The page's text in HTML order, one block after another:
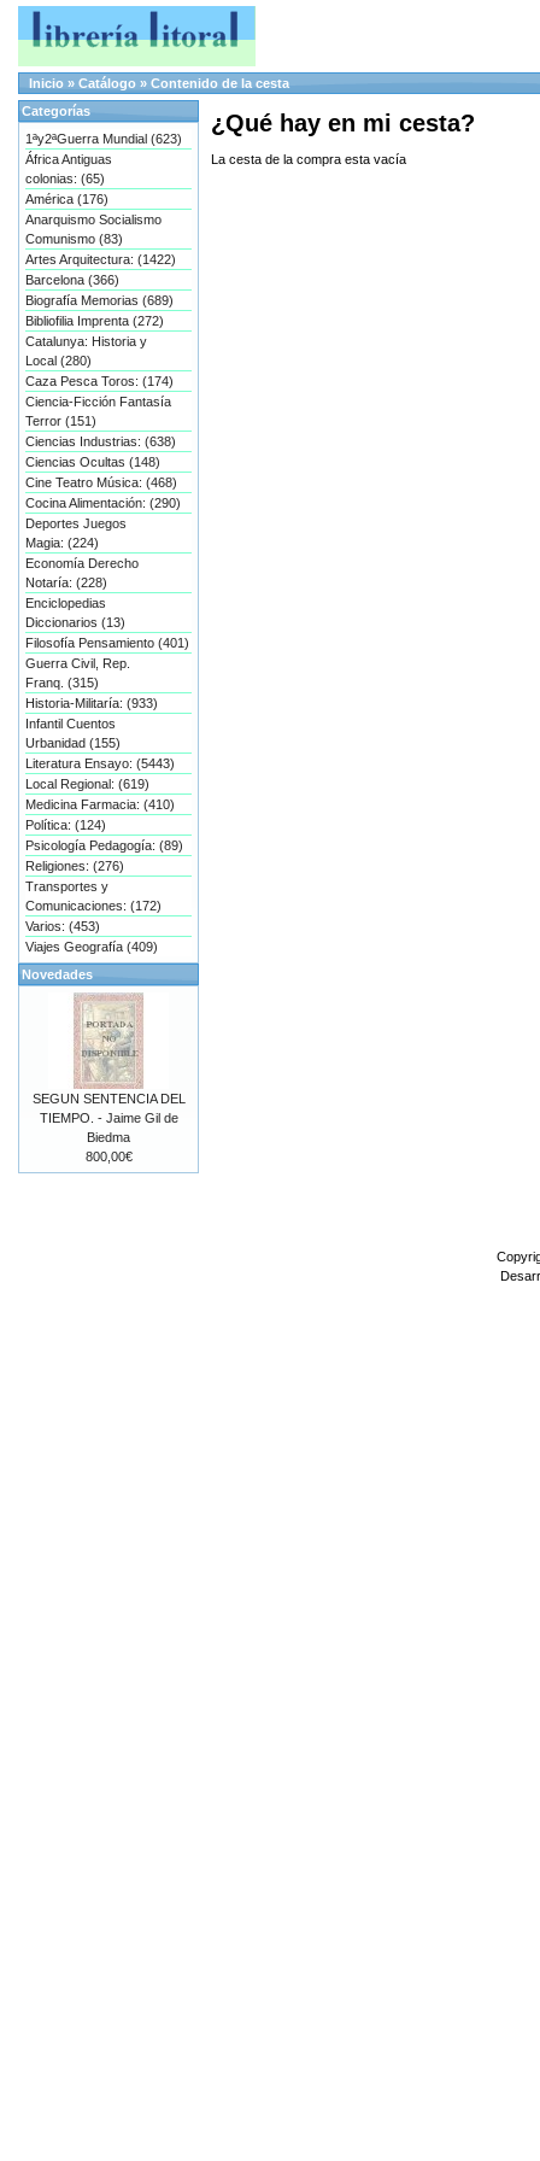
Inicio » Catálogo » Contenido de la cesta
¿Qué hay en mi cesta?
La cesta de la compra esta vacía
Categorías
1ªy2ªGuerra Mundial (623)
África Antiguas
colonias: (65)
América (176)
Anarquismo Socialismo
Comunismo (83)
Artes Arquitectura: (1422)
Barcelona (366)
Biografía Memorias (689)
Bibliofilia Imprenta (272)
Catalunya: Historia y
Local (280)
Caza Pesca Toros: (174)
Ciencia-Ficción Fantasía
Terror (151)
Ciencias Industrias: (638)
Ciencias Ocultas (148)
Cine Teatro Música: (468)
Cocina Alimentación: (290)
Deportes Juegos
Magia: (224)
Economía Derecho
Notaría: (228)
Enciclopedias
Diccionarios (13)
Filosofía Pensamiento (401)
Guerra Civil, Rep.
Franq. (315)
Historia-Militaría: (933)
Infantil Cuentos
Urbanidad (155)
Literatura Ensayo: (5443)
Local Regional: (619)
Medicina Farmacia: (410)
Política: (124)
Psicología Pedagogía: (89)
Religiones: (276)
Transportes y
Comunicaciones: (172)
Varios: (453)
Viajes Geografía (409)
Novedades
SEGUN SENTENCIA DEL
TIEMPO. - Jaime Gil de
Biedma
800,00€